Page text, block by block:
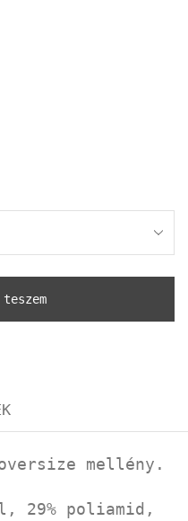
mellény.
29% poliamid,